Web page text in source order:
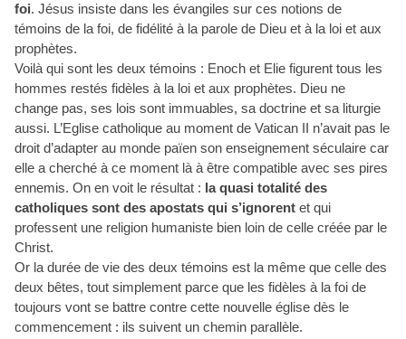
foi. Jésus insiste dans les évangiles sur ces notions de
témoins de la foi, de fidélité à la parole de Dieu et à la loi et aux
prophètes.
Voilà qui sont les deux témoins : Enoch et Elie figurent tous les
hommes restés fidèles à la loi et aux prophètes. Dieu ne
change pas, ses lois sont immuables, sa doctrine et sa liturgie
aussi. L’Eglise catholique au moment de Vatican II n’avait pas le
droit d’adapter au monde païen son enseignement séculaire car
elle a cherché à ce moment là à être compatible avec ses pires
ennemis. On en voit le résultat : la quasi totalité des
catholiques sont des apostats qui s’ignorent et qui
professent une religion humaniste bien loin de celle créée par le
Christ.
Or la durée de vie des deux témoins est la même que celle des
deux bêtes, tout simplement parce que les fidèles à la foi de
toujours vont se battre contre cette nouvelle église dès le
commencement : ils suivent un chemin parallèle.